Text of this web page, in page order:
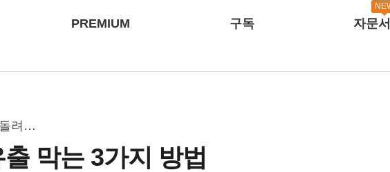
PREMIUM 구독 자문
려…
막는 3가지 방법